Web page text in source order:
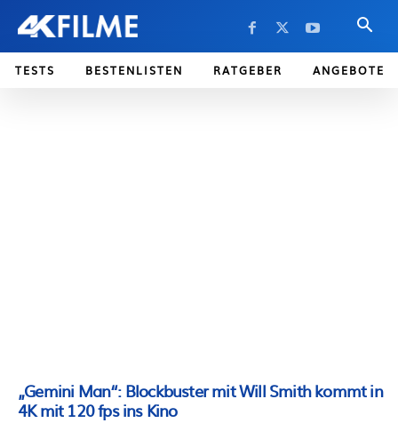
TESTS BESTENLISTEN RATGEBER ANGEBOTE
„Gemini Man“: Blockbuster mit Will Smith kommt in
4K mit 120 fps ins Kino